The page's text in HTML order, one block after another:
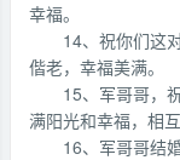
幸福。
14、祝你们这
偕老，幸福美满。
15、军哥哥，
满阳光和幸福，相
16、军哥哥结